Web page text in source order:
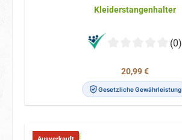
Kleiderstangenhalter
(0)
Regulärer Preis:
20,99 €
Gesetzliche Gewährleistung